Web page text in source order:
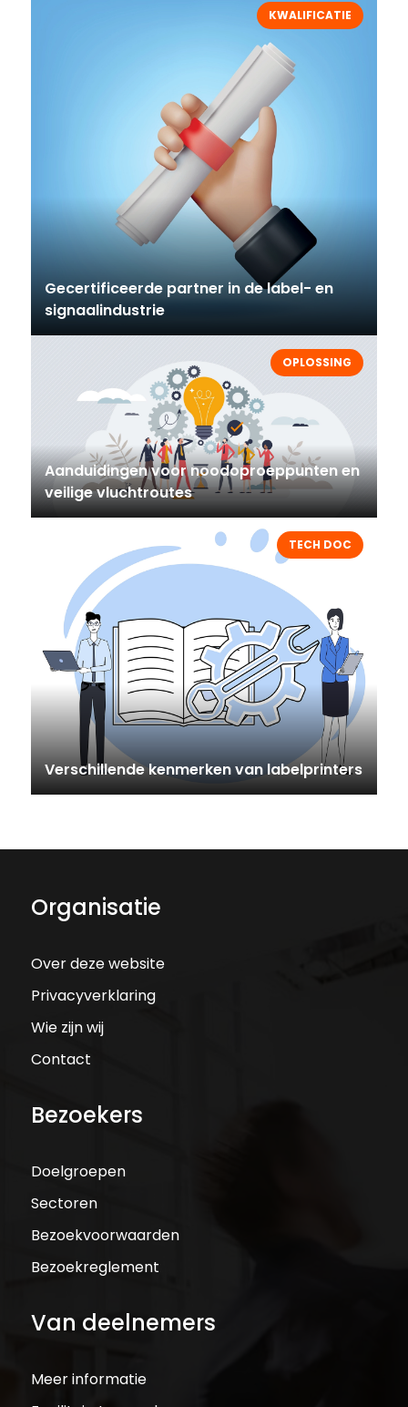
KWALIFICATIE
Gecertificeerde partner in de label- en
signaalindustrie
OPLOSSING
Aanduidingen voor noodoproeppunten en
veilige vluchtroutes
TECH DOC
Verschillende kenmerken van labelprinters
Organisatie
Over deze website
Privacyverklaring
Wie zijn wij
Contact
Bezoekers
Doelgroepen
Sectoren
Bezoekvoorwaarden
Bezoekreglement
Van deelnemers
Meer informatie